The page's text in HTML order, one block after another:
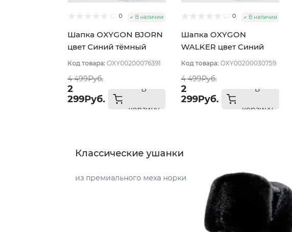
0 В наличии
Шапка OXYGON BJORN
цвет Синий тёмный
Код товара: OXY00200076391
4 499Руб.
2
299Руб.
В
корзину
0 В наличии
Шапка OXYGON
WALKER цвет Синий
Код товара: OXY00200030759
4 499Руб.
2
299Руб.
В
корзину
Классические ушанки
из премиального меха норки